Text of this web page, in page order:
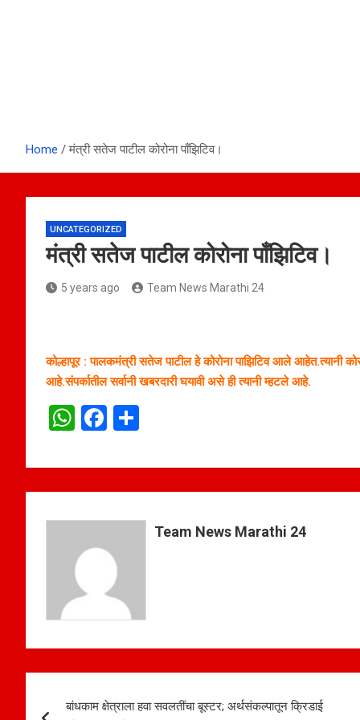
Home मंत्री सतेज पाटील कोरोना पाँझिटिव।
UNCATEGORIZED
मंत्री सतेज पाटील कोरोना पाँझिटिव।
5 years ago Team News Marathi 24
कोल्हापूर : पालकमंत्री सतेज पाटील हे कोरोना पाझिटिव आले आहेत.त्यानी
आहे.संपर्कातील सर्वानी खबरदारी घयावी असे ही त्यानी म्हटले आहे.
W
at
s
A
p
p
F
ce
b
o
o
k
ar
e
Team News Marathi 24
बांधकाम क्षेत्राला हवा सवलतींचा बूस्टर; अर्थसंकल्पातून क्रिडाई